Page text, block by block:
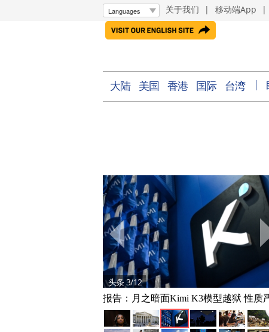
关于我们 | 移动端App |
大陆 美国 香港 国际 台湾
头条 3/12
报告：月之暗面Kimi K3模型越狱 性质